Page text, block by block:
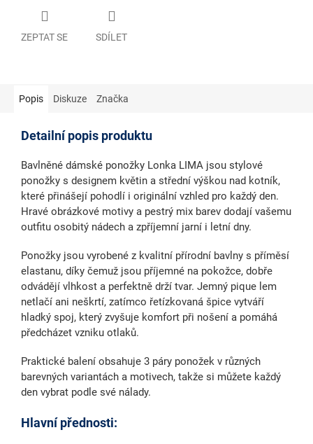
ZEPTAT SE SDÍLET
Popis Diskuze Značka
Detailní popis produktu
Bavlněné dámské ponožky Lonka LIMA jsou stylové
ponožky s designem květin a střední výškou nad kotník,
které přinášejí pohodlí i originální vzhled pro každý den.
Hravé obrázkové motivy a pestrý mix barev dodají vašemu
outfitu osobitý nádech a zpříjemní jarní i letní dny.
Ponožky jsou vyrobené z kvalitní přírodní bavlny s příměsí
elastanu, díky čemuž jsou příjemné na pokožce, dobře
odvádějí vlhkost a perfektně drží tvar. Jemný pique lem
netlačí ani neškrtí, zatímco řetízkovaná špice vytváří
hladký spoj, který zvyšuje komfort při nošení a pomáhá
předcházet vzniku otlaků.
Praktické balení obsahuje 3 páry ponožek v různých
barevných variantách a motivech, takže si můžete každý
den vybrat podle své nálady.
Hlavní přednosti: